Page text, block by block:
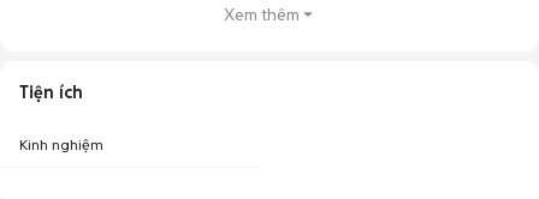
Xem thêm
Tiện ích
Kinh nghiệm